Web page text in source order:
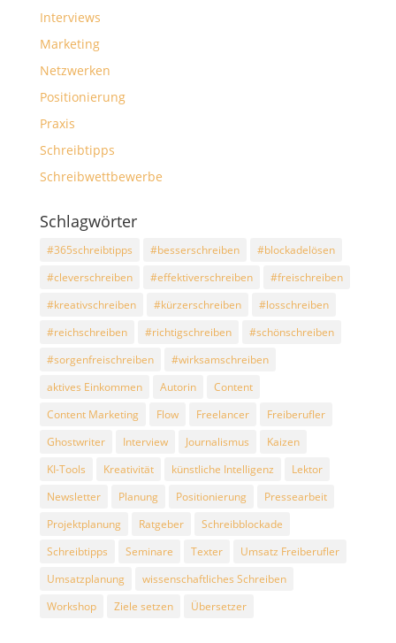
Interviews
Marketing
Netzwerken
Positionierung
Praxis
Schreibtipps
Schreibwettbewerbe
Schlagwörter
#365schreibtipps #besserschreiben
#blockadelösen
#cleverschreiben
#effektiverschreiben
#freischreiben
#kreativschreiben
#kürzerschreiben
#losschreiben
#reichschreiben
#richtigschreiben
#schönschreiben
#sorgenfreischreiben
#wirksamschreiben
aktives Einkommen
Autorin
Content
Content Marketing
Flow Freelancer
Freiberufler
Ghostwriter
Interview Journalismus
Kaizen
KI-Tools
Kreativität künstliche Intelligenz
Lektor
Newsletter
Planung Positionierung
Pressearbeit
Projektplanung
Ratgeber
Schreibblockade
Schreibtipps
Seminare Texter
Umsatz Freiberufler
Umsatzplanung
wissenschaftliches Schreiben
Workshop
Ziele setzen Übersetzer